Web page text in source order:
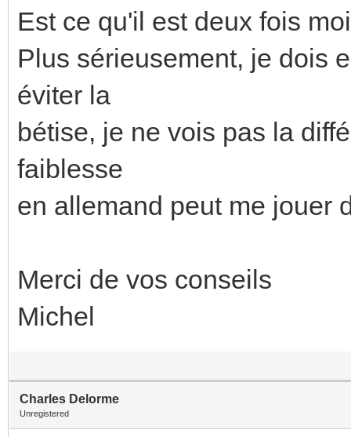
Est ce qu'il est deux fois
Plus sérieusement, je dois
éviter la
bétise, je ne vois pas la
faiblesse
en allemand peut me jouer
Merci de vos conseils
Michel
Charles Delorme
Unregistered